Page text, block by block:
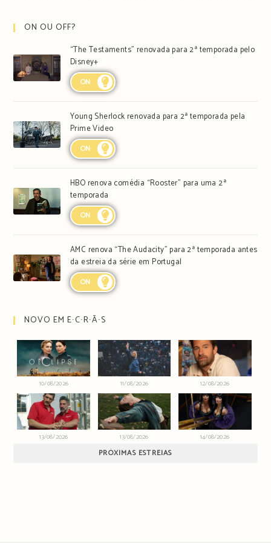
ON OU OFF?
“The Testaments” renovada para 2ª temporada pelo
Disney+
ON
Young Sherlock renovada para 2ª temporada pela
Prime Video
ON
HBO renova comédia “Rooster” para uma 2ª
temporada
ON
AMC renova “The Audacity” para 2ª temporada antes
da estreia da série em Portugal
ON
NOVO EM E∙C∙R∙Ã∙S
10/08/2026 11/08/2026 12/08/2026
13/08/2026 13/08/2026 14/08/2026
PRÓXIMAS ESTREIAS